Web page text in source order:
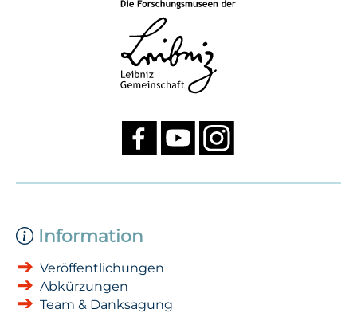
Information
Veröffentlichungen
Abkürzungen
Team & Danksagung